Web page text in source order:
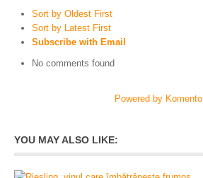
Sort by Oldest First
Sort by Latest First
Subscribe with Email
No comments found
Powered by Komento
YOU MAY ALSO LIKE: